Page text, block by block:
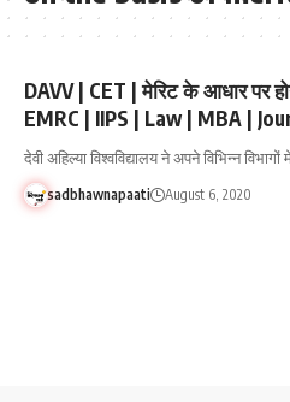
DAVV | CET | मेरिट के आधार पर
EMRC | IIPS | Law | MBA |
देवी अहिल्या विश्वविद्यालय ने अपने विभिन्न
sadbhawnapaati August 6, 2020